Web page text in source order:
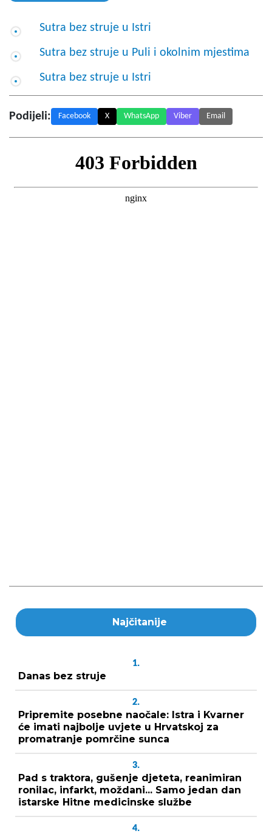
Sutra bez struje u Istri
Sutra bez struje u Puli i okolnim mjestima
Sutra bez struje u Istri
Podijeli: Facebook X WhatsApp Viber Email
Najčitanije
1.
Danas bez struje
2.
Pripremite posebne naočale: Istra i Kvarner
će imati najbolje uvjete u Hrvatskoj za
promatranje pomrčine sunca
3.
Pad s traktora, gušenje djeteta, reanimiran
ronilac, infarkt, moždani... Samo jedan dan
istarske Hitne medicinske službe
4.